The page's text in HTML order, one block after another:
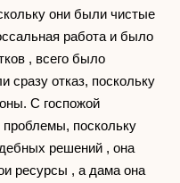
они были чистые
работа и было
, всего было
сразу отказ, поскольку
С госпожой
проблемы, поскольку
решений , она
ресурсы , а дама она